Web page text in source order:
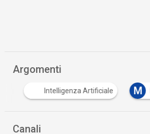
Argomenti
Intelligenza Artificiale M
Canali